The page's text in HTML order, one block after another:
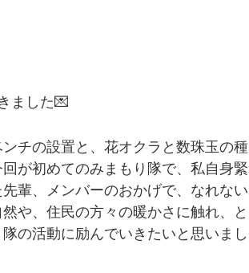
ました💌
チの設置と、花オクラと数珠玉の種
が初めてのみまもり隊で、私自身緊
輩、メンバーのおかげで、なれない
や、住民の方々の暖かさに触れ、と
の活動に励んでいきたいと思いまし